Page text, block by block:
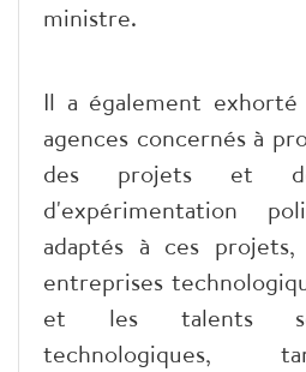
ministre.
Il a également
agences concernés à
des projets et
d'expérimentation
adaptés à ces
entreprises
et les talents
technologiques,